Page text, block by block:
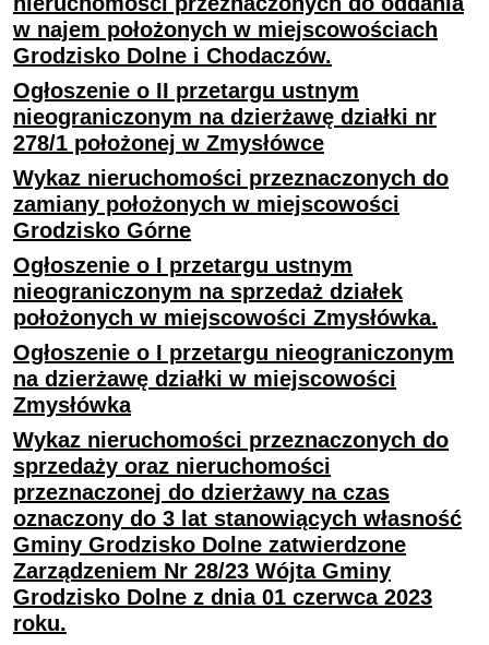
w najem położonych w miejscowościach
Grodzisko Dolne i Chodaczów.
Ogłoszenie o II przetargu ustnym
nieograniczonym na dzierżawę działki nr
278/1 położonej w Zmysłówce
Wykaz nieruchomości przeznaczonych do
zamiany położonych w miejscowości
Grodzisko Górne
Ogłoszenie o I przetargu ustnym
nieograniczonym na sprzedaż działek
położonych w miejscowości Zmysłówka.
Ogłoszenie o I przetargu nieograniczonym
na dzierżawę działki w miejscowości
Zmysłówka
Wykaz nieruchomości przeznaczonych do
sprzedaży oraz nieruchomości
przeznaczonej do dzierżawy na czas
oznaczony do 3 lat stanowiących własność
Gminy Grodzisko Dolne zatwierdzone
Zarządzeniem Nr 28/23 Wójta Gminy
Grodzisko Dolne z dnia 01 czerwca 2023
roku.